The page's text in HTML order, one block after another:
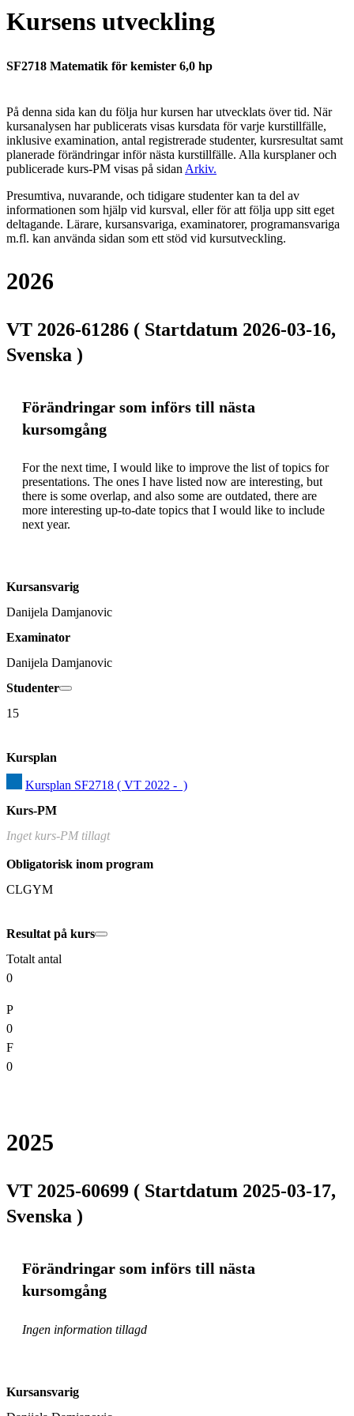
Kursens utveckling
SF2718 Matematik för kemister 6,0 hp
På denna sida kan du följa hur kursen har utvecklats över tid. När
kursanalysen har publicerats visas kursdata för varje kurstillfälle,
inklusive examination, antal registrerade studenter, kursresultat samt
planerade förändringar inför nästa kurstillfälle. Alla kursplaner och
publicerade kurs-PM visas på sidan Arkiv.
Presumtiva, nuvarande, och tidigare studenter kan ta del av
informationen som hjälp vid kursval, eller för att följa upp sitt eget
deltagande. Lärare, kursansvariga, examinatorer, programansvariga
m.fl. kan använda sidan som ett stöd vid kursutveckling.
2026
VT 2026-61286 ( Startdatum 2026-03-16,
Svenska )
Förändringar som införs till nästa
kursomgång
For the next time, I would like to improve the list of topics for
presentations. The ones I have listed now are interesting, but
there is some overlap, and also some are outdated, there are
more interesting up-to-date topics that I would like to include
next year.
Kursansvarig
Danijela Damjanovic
Examinator
Danijela Damjanovic
Studenter
15
Kursplan
Kursplan SF2718 ( VT 2022 -  )
Kurs-PM
Inget kurs-PM tillagt
Obligatorisk inom program
CLGYM
Resultat på kurs
Totalt antal
0
P
0
F
0
2025
VT 2025-60699 ( Startdatum 2025-03-17,
Svenska )
Förändringar som införs till nästa
kursomgång
Ingen information tillagd
Kursansvarig